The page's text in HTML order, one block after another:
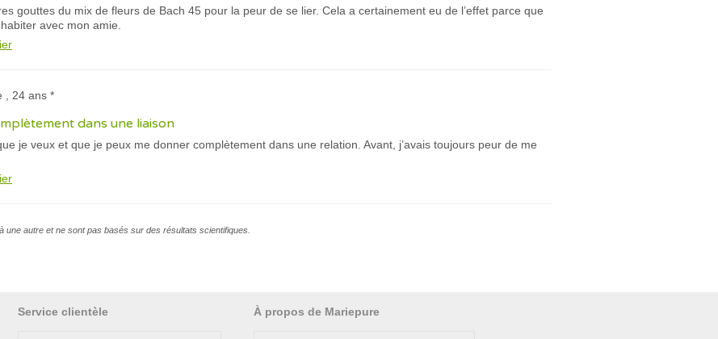
gouttes du mix de fleurs de Bach 45 pour la peur de se lier. Cela a certainement eu de l’effet parce que
avec mon amie.
, 24 ans *
dans une liaison
je veux et que je peux me donner complètement dans une relation. Avant, j’avais toujours peur de me
autre et ne sont pas basés sur des résultats scientifiques.
Service clientèle À propos de Mariepure